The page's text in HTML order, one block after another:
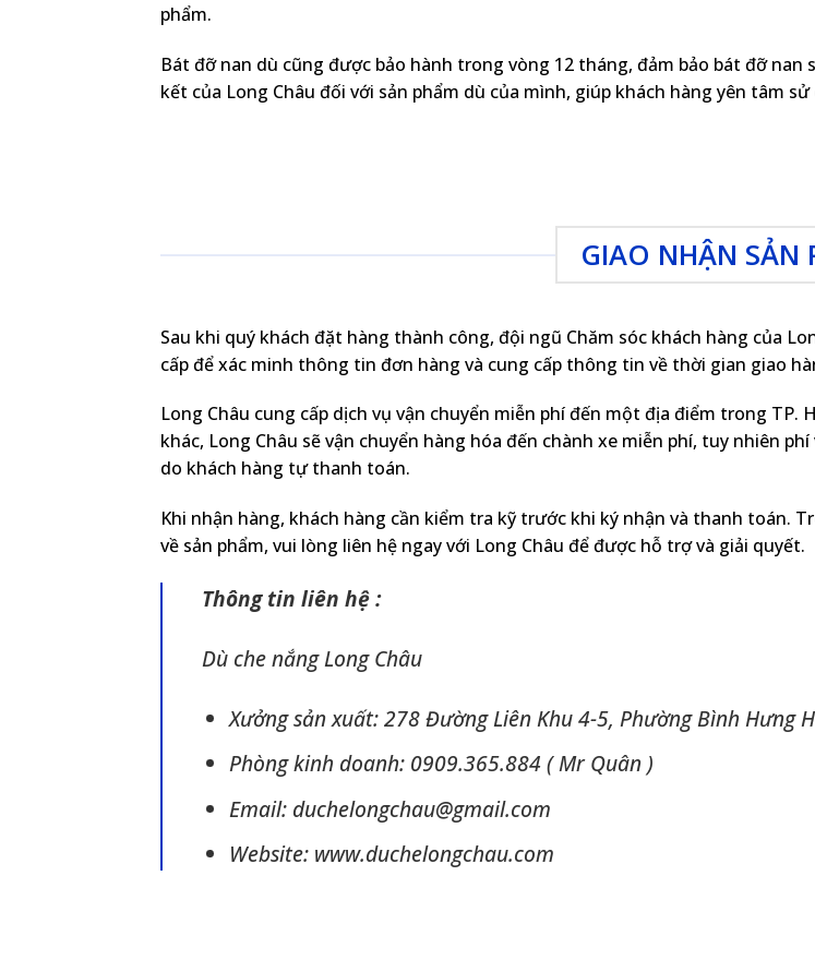
phẩm.
Bát đỡ nan dù cũng được bảo hành trong vòng 12 tháng, đảm bảo bát đỡ
kết của Long Châu đối với sản phẩm dù của mình, giúp khách hàng yên tâm
GIAO NHẬN SẢN
Sau khi quý khách đặt hàng thành công, đội ngũ Chăm sóc khách hàng của
cấp để xác minh thông tin đơn hàng và cung cấp thông tin về thời gian giao
Long Châu cung cấp dịch vụ vận chuyển miễn phí đến một địa điểm trong TP.
khác, Long Châu sẽ vận chuyển hàng hóa đến chành xe miễn phí, tuy nhiên
do khách hàng tự thanh toán.
Khi nhận hàng, khách hàng cần kiểm tra kỹ trước khi ký nhận và thanh toán.
về sản phẩm, vui lòng liên hệ ngay với Long Châu để được hỗ trợ và giải quyết.
Thông tin liên hệ :
Dù che nắng Long Châu
Xưởng sản xuất: 278 Đường Liên Khu 4-5, Phường Bình Hưng
Phòng kinh doanh: 0909.365.884 ( Mr Quân )
Email: duchelongchau@gmail.com
Website: www.duchelongchau.com